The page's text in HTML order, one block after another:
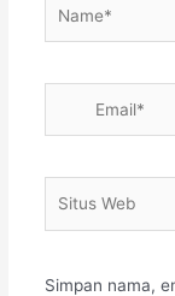
Web
Simpan nama,